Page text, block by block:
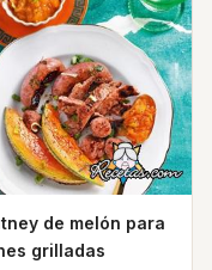
de melón para
grilladas